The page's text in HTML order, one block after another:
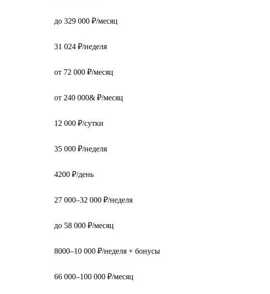
до 329 000 ₽/месяц
31 024 ₽/неделя
от 72 000 ₽/месяц
от 240 000& ₽/месяц
12 000 ₽/сутки
35 000 ₽/неделя
4200 ₽/день
27 000–32 000 ₽/неделя
до 58 000 ₽/месяц
8000–10 000 ₽/неделя + бонусы
66 000–100 000 ₽/месяц